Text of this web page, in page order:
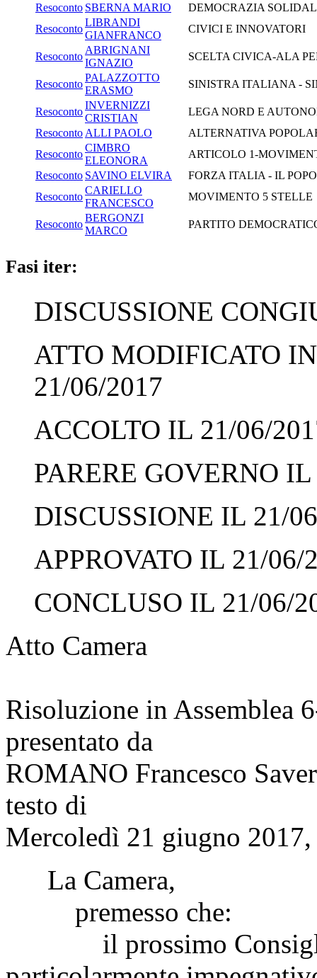
Resoconto SBERNA MARIO
DEMOCRAZIA
Resoconto
LIBRANDI
GIANFRANCO
CIVICI E INNOVATORI
Resoconto
ABRIGNANI
IGNAZIO
SCELTA CIVICA-ALA
Resoconto
PALAZZOTTO
ERASMO
SINISTRA ITALIANA -
Resoconto
INVERNIZZI
CRISTIAN
LEGA NORD E
Resoconto ALLI PAOLO
ALTERNATIVA
Resoconto
CIMBRO
ELEONORA
ARTICOLO 1-
Resoconto SAVINO ELVIRA
FORZA ITALIA - IL
Resoconto
CARIELLO
FRANCESCO
MOVIMENTO 5 STELLE
Resoconto
BERGONZI
MARCO
PARTITO
Fasi iter:
DISCUSSIONE
ATTO MODIFICATO
21/06/2017
ACCOLTO IL 21/06/
PARERE GOVERNO
DISCUSSIONE IL 21/
APPROVATO IL 21/06/
CONCLUSO IL 21/06/
Atto Camera
Risoluzione in Assemblea
presentato da
ROMANO Francesco
testo di
Mercoledì 21 giugno 2017,
La Camera,
premesso che:
il prossimo Consiglio